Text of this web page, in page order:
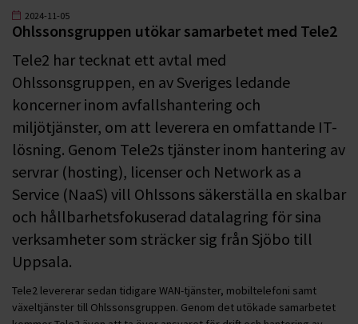
2024-11-05
Ohlssonsgruppen utökar samarbetet med Tele2
Tele2 har tecknat ett avtal med
Ohlssonsgruppen, en av Sveriges ledande
koncerner inom avfallshantering och
miljötjänster, om att leverera en omfattande IT-
lösning. Genom Tele2s tjänster inom hantering av
servrar (hosting), licenser och Network as a
Service (NaaS) vill Ohlssons säkerställa en skalbar
och hållbarhetsfokuserad datalagring för sina
verksamheter som sträcker sig från Sjöbo till
Uppsala.
Tele2 levererar sedan tidigare WAN-tjänster, mobiltelefoni samt
växeltjänster till Ohlssonsgruppen. Genom det utökade samarbetet